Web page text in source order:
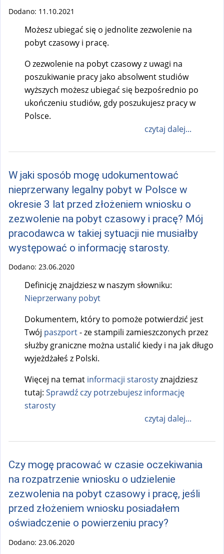
Dodano: 11.10.2021
Możesz ubiegać się o jednolite zezwolenie na
pobyt czasowy i pracę.
O zezwolenie na pobyt czasowy z uwagi na
poszukiwanie pracy jako absolwent studiów
wyższych możesz ubiegać się bezpośrednio po
ukończeniu studiów, gdy poszukujesz pracy w
Polsce.
czytaj dalej...
W jaki sposób mogę udokumentować
nieprzerwany legalny pobyt w Polsce w
okresie 3 lat przed złożeniem wniosku o
zezwolenie na pobyt czasowy i pracę? Mój
pracodawca w takiej sytuacji nie musiałby
występować o informację starosty.
Dodano: 23.06.2020
Definicję znajdziesz w naszym słowniku:
Nieprzerwany pobyt
Dokumentem, który to pomoże potwierdzić jest
Twój paszport- ze stampili zamieszczonych przez
służby graniczne można ustalić kiedy i na jak długo
wyjeżdżałeś z Polski.
Więcej na temat informacji starostyznajdziesz
tutaj: Sprawdź czy potrzebujesz informację
starosty
czytaj dalej...
Czy mogę pracować w czasie oczekiwania
na rozpatrzenie wniosku o udzielenie
zezwolenia na pobyt czasowy i pracę, jeśli
przed złożeniem wniosku posiadałem
oświadczenie o powierzeniu pracy?
Dodano: 23.06.2020